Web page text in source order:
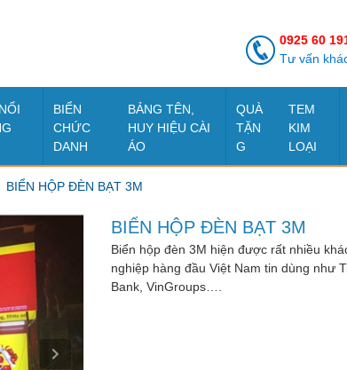
0925 60
Tư vấn
BIỂN
CHỨC
DANH
BẢNG TÊN,
HUY HIỆU CÀI
ÁO
QUÀ
TẶN
G
TEM
KIM
LOẠI
BIỂN HỘP ĐÈN BẠT 3M
BIỂN HỘP ĐÈN BẠT 3M
Biển hộp đèn 3M hiện được rất nhiều
nghiệp hàng đầu Việt Nam tin dùng như
Bank, VinGroups….